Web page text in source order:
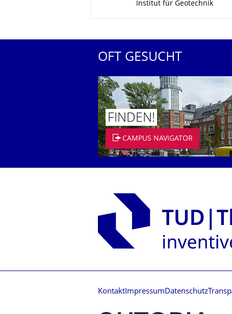
Institut für Geotechnik
OFT GESUCHT
FINDEN!
CAMPUS NAVIGATOR
Kontakt Impressum Datenschutz